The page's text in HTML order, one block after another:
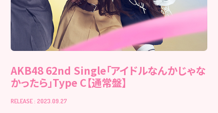
AKB48 62nd Single「アイドルなんかじゃな
かったら」Type C【通常盤】
RELEASE : 2023.09.27